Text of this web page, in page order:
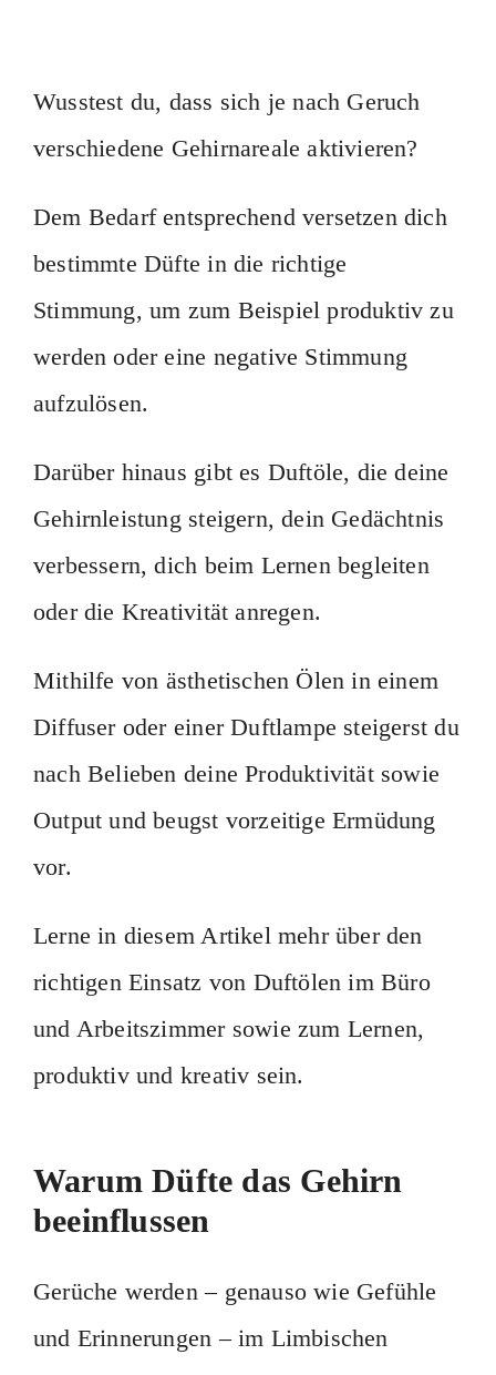
Wusstest du, dass sich je nach Geruch
verschiedene Gehirnareale aktivieren?
Dem Bedarf entsprechend versetzen dich
bestimmte Düfte in die richtige
Stimmung, um zum Beispiel produktiv zu
werden oder eine negative Stimmung
aufzulösen.
Darüber hinaus gibt es Duftöle, die deine
Gehirnleistung steigern, dein Gedächtnis
verbessern, dich beim Lernen begleiten
oder die Kreativität anregen.
Mithilfe von ästhetischen Ölen in einem
Diffuser oder einer Duftlampe steigerst du
nach Belieben deine Produktivität sowie
Output und beugst vorzeitige Ermüdung
vor.
Lerne in diesem Artikel mehr über den
richtigen Einsatz von Duftölen im Büro
und Arbeitszimmer sowie zum Lernen,
produktiv und kreativ sein.
Warum Düfte das Gehirn
beeinflussen
Gerüche werden – genauso wie Gefühle
und Erinnerungen – im Limbischen